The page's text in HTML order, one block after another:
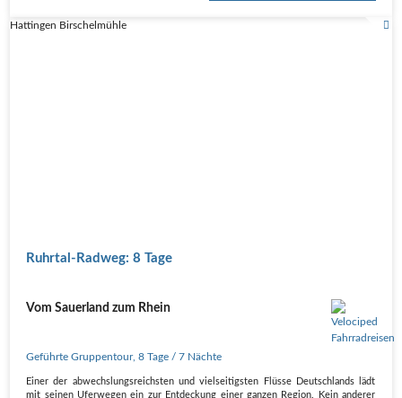
Hattingen Birschelmühle
Ruhrtal-Radweg: 8 Tage
Vom Sauerland zum Rhein
Geführte Gruppentour,8 Tage / 7 Nächte
Einer der abwechslungsreichsten und vielseitigsten Flüsse Deutschlands lädt
mit seinen Uferwegen ein zur Entdeckung einer ganzen Region. Kein anderer